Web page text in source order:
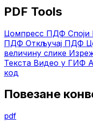
PDF Tools
Цомпресс ПДФ
ПДФ Откључај ПДФ
величину слике
Текста Видео у ГИФ
код
Повезане
pdf